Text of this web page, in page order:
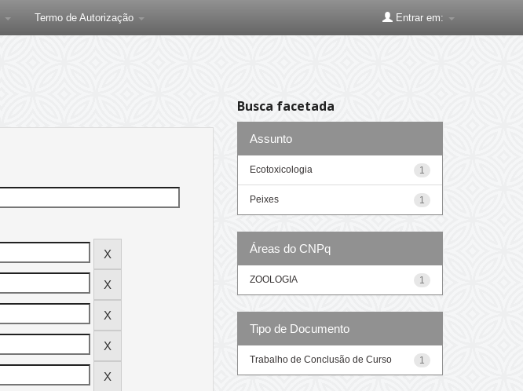
Termo de Autorização Entrar em:
Busca facetada
Assunto
1
Ecotoxicologia
1
Peixes
Áreas do CNPq
1
ZOOLOGIA
Tipo de Documento
1
Trabalho de Conclusão de Curso